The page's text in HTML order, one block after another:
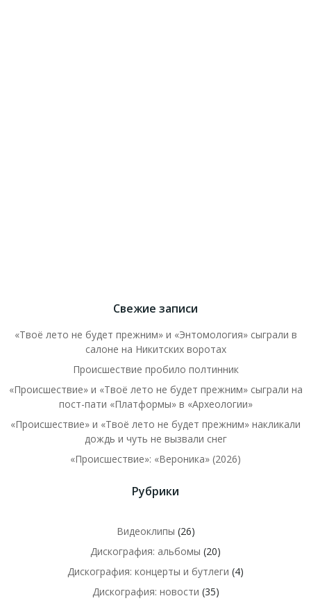
Свежие записи
«Твоё лето не будет прежним» и «Энтомология» сыграли в
салоне на Никитских воротах
Происшествие пробило полтинник
«Происшествие» и «Твоё лето не будет прежним» сыграли на
пост-пати «Платформы» в «Археологии»
«Происшествие» и «Твоё лето не будет прежним» накликали
дождь и чуть не вызвали снег
«Происшествие»: «Вероника» (2026)
Рубрики
Видеоклипы (26)
Дискография: альбомы (20)
Дискография: концерты и бутлеги (4)
Дискография: новости (35)